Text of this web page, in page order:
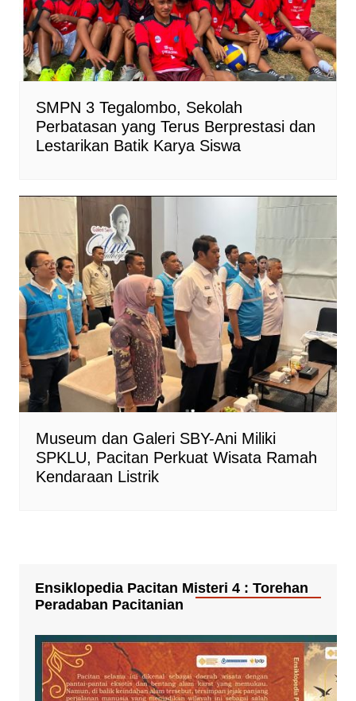
SMPN 3 Tegalombo, Sekolah
Perbatasan yang Terus Berprestasi dan
Lestarikan Batik Karya Siswa
Museum dan Galeri SBY-Ani Miliki
SPKLU, Pacitan Perkuat Wisata Ramah
Kendaraan Listrik
Ensiklopedia Pacitan Misteri 4 : Torehan
Peradaban Pacitanian